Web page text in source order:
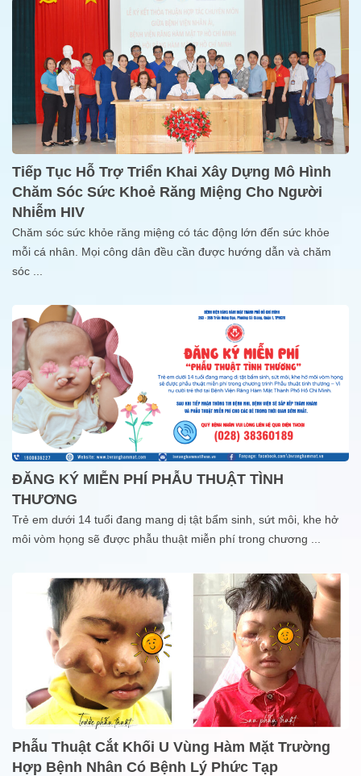
Tiếp Tục Hỗ Trợ Triển Khai Xây Dựng Mô Hình
Chăm Sóc Sức Khoẻ Răng Miệng Cho Người
Nhiễm HIV
Chăm sóc sức khỏe răng miệng có tác động lớn đến sức khỏe
mỗi cá nhân. Mọi công dân đều cần được hướng dẫn và chăm
sóc
ĐĂNG KÝ MIỄN PHÍ PHẪU THUẬT TÌNH
THƯƠNG
Trẻ em dưới 14 tuổi đang mang dị tật bẩm sinh, sứt môi, khe hở
môi vòm họng sẽ được phẫu thuật miễn phí trong chương
Phẫu Thuật Cắt Khối U Vùng Hàm Mặt Trường
Hợp Bệnh Nhân Có Bệnh Lý Phức Tạp